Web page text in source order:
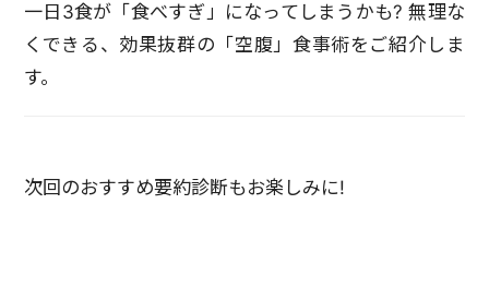
一日3食が「食べすぎ」になってしまうかも? 無理な
くできる、効果抜群の「空腹」食事術をご紹介しま
す。
次回のおすすめ要約診断もお楽しみに!